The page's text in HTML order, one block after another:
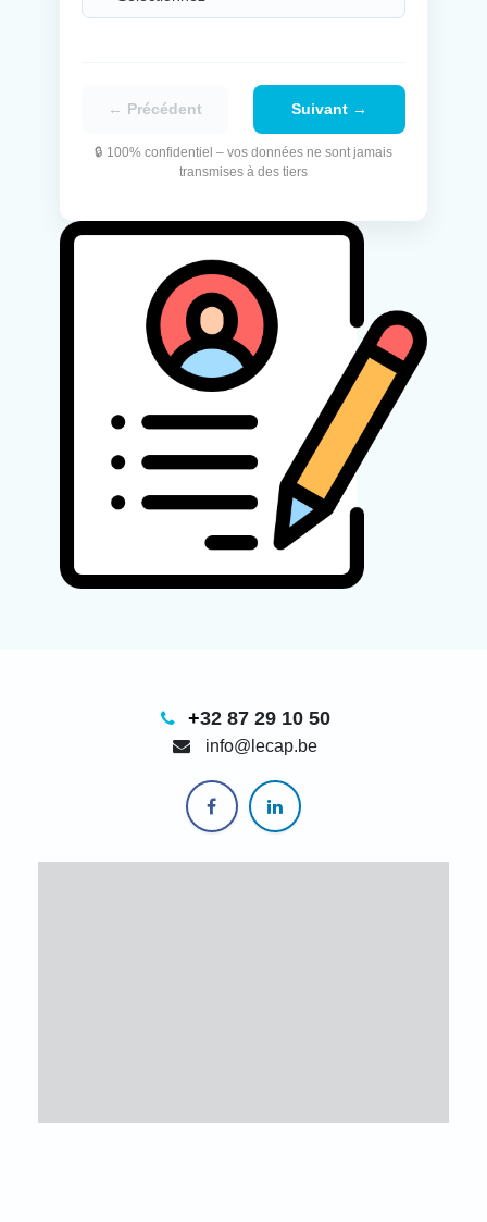
← Précédent Suivant →
🔒 100% confidentiel – vos données ne sont jamais
transmises à des tiers
+32 87 29 10 50
info@lecap.be